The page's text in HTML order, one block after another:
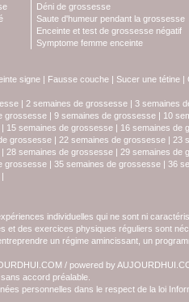
Déni de grossesse
Saute d'humeur pendant la grossesse
Enceinte et test de grossesse négatif
Symptome femme enceinte
signe | Fausse couche | Sucer une tétine |
| 2 semaines de grossesse | 3 semaines
grossesse | 9 semaines de grossesse | 10
| 15 semaines de grossesse | 16 semaines de
grossesse | 22 semaines de grossesse | 23
| 28 semaines de grossesse | 29 semaines de
grossesse | 35 semaines de grossesse | 36
|
individuelles qui ne sont ni
et des exercices physiques réguliers sont
un régime amincissant, un
/ powered by
accord préalable.
personnelles dans le respect de la loi